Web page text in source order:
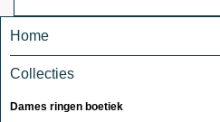
Home
Collecties
Dames ringen boetiek